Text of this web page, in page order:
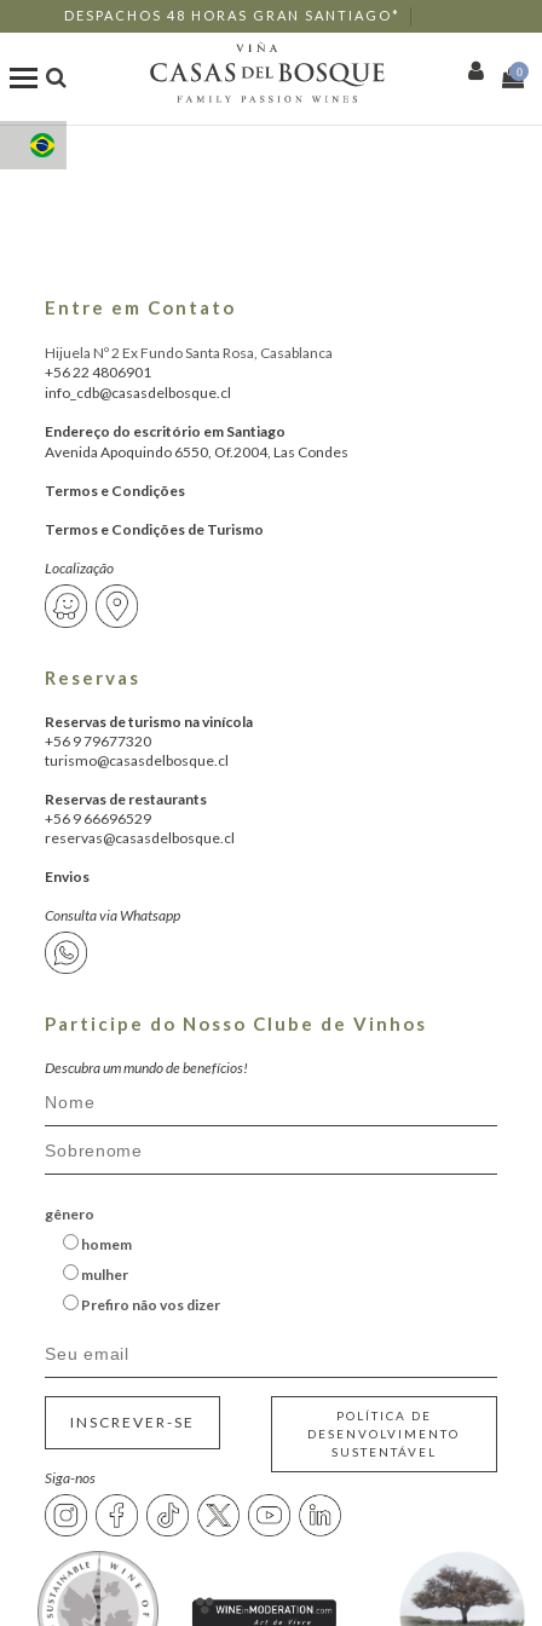
DESPACHOS 48 HORAS GRAN SANTIAGO*
Loja Online
Restaurantes
Eventos
Mais
0
Entre em Contato
Hijuela Nº 2 Ex Fundo Santa Rosa, Casablanca
+56 22 4806901
info_cdb@casasdelbosque.cl
Endereço do escritório em Santiago
Avenida Apoquindo 6550, Of.2004, Las Condes
Termos e Condições
Termos e Condições de Turismo
Localização
Reservas
Reservas de turismo na vinícola
+56 9 79677320
turismo@casasdelbosque.cl
Reservas de restaurants
+56 9 66696529
reservas@casasdelbosque.cl
Envios
Consulta via Whatsapp
Participe do Nosso Clube de Vinhos
Descubra um mundo de benefícios!
gênero
homem
mulher
Prefiro não vos dizer
INSCREVER-SE
POLÍTICA DE
DESENVOLVIMENTO
SUSTENTÁVEL
Siga-nos